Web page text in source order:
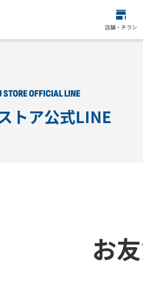
店舗・チラシ
OFFICIAL LINE
トア公式LINE
お